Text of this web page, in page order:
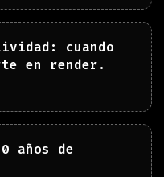
cuando
en render.
años de